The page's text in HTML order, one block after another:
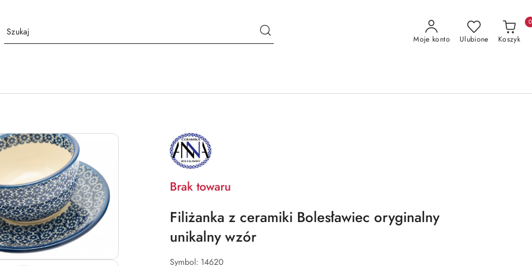
Moje konto Ulubione Koszyk
0
NAZWA
PRODUCENTA:
BOLESŁAWIEC
ANNA
Brak towaru
Filiżanka z ceramiki Bolesławiec oryginalny
unikalny wzór
Symbol: 14620